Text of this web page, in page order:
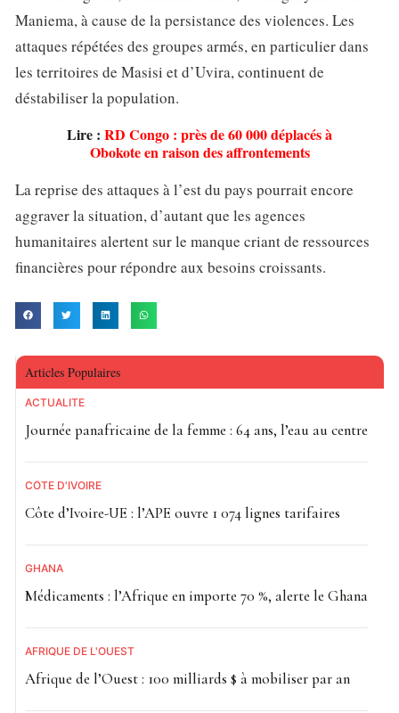
Maniema, à cause de la persistance des violences. Les
attaques répétées des groupes armés, en particulier dans
les territoires de Masisi et d’Uvira, continuent de
déstabiliser la population.
Lire : RD Congo : près de 60 000 déplacés à
Obokote en raison des affrontements
La reprise des attaques à l’est du pays pourrait encore
aggraver la situation, d’autant que les agences
humanitaires alertent sur le manque criant de ressources
financières pour répondre aux besoins croissants.
Articles Populaires
ACTUALITE
Journée panafricaine de la femme : 64 ans, l’eau au centre
CÔTE D'IVOIRE
Côte d’Ivoire-UE : l’APE ouvre 1 074 lignes tarifaires
GHANA
Médicaments : l’Afrique en importe 70 %, alerte le Ghana
AFRIQUE DE L'OUEST
Afrique de l’Ouest : 100 milliards $ à mobiliser par an